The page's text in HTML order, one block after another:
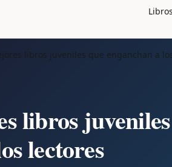
Libros
libros juveniles que enganchan a
libros
lectores